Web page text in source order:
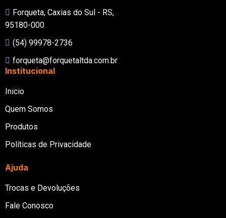
Forqueta, Caxias do Sul - RS,
95180-000
(54) 99978-2736
forqueta@forquetaltda.com.br
Institucional
Inicio
Quem Somos
Produtos
Políticas de Privacidade
Ajuda
Trocas e Devoluções
Fale Conosco